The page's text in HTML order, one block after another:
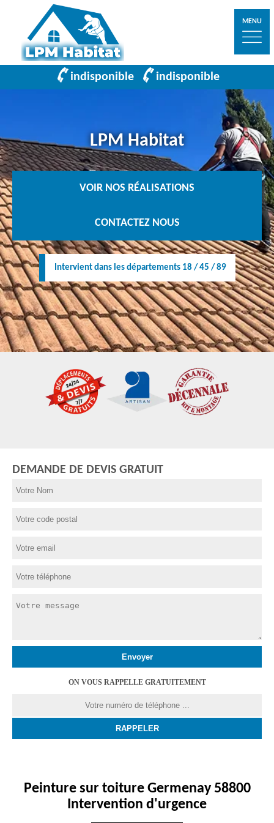
MENU
indisponible indisponible
LPM Habitat
VOIR NOS RÉALISATIONS
CONTACTEZ NOUS
Intervient dans les départements 18 / 45 / 89
DEMANDE DE DEVIS GRATUIT
ON VOUS RAPPELLE GRATUITEMENT
Peinture sur toiture Germenay 58800
Intervention d'urgence